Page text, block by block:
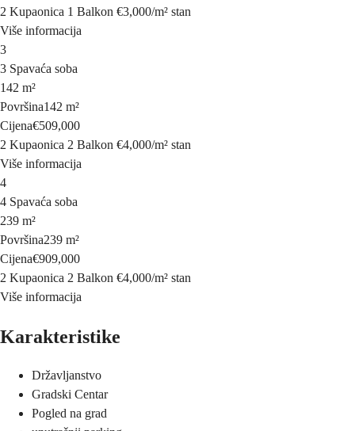
2 Kupaonica 1 Balkon €3,000/m² stan
Više informacija
3
3 Spavaća soba
142 m²
Površina142 m²
Cijena€509,000
2 Kupaonica 2 Balkon €4,000/m² stan
Više informacija
4
4 Spavaća soba
239 m²
Površina239 m²
Cijena€909,000
2 Kupaonica 2 Balkon €4,000/m² stan
Više informacija
Karakteristike
Državljanstvo
Gradski Centar
Pogled na grad